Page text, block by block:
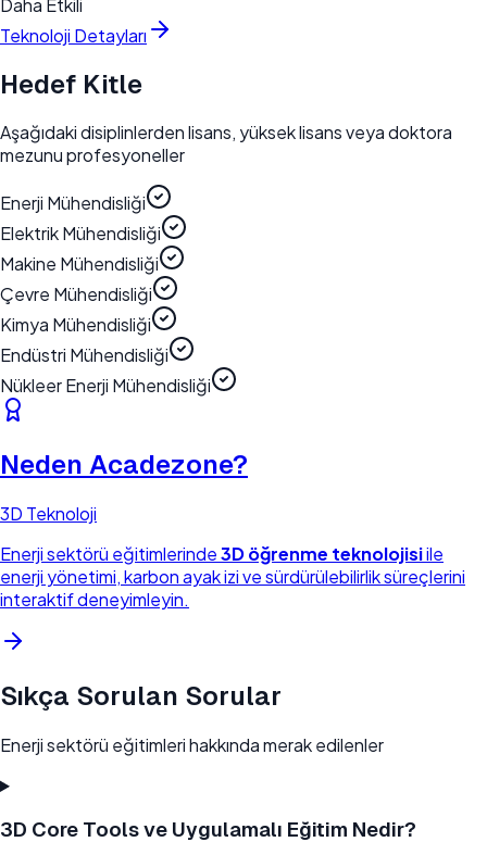
Teknoloji Detayları
Hedef Kitle
Aşağıdaki disiplinlerdenlisans, yüksek lisans veya doktora
mezunu profesyoneller
Enerji Mühendisliği
Elektrik Mühendisliği
Makine Mühendisliği
Çevre Mühendisliği
Kimya Mühendisliği
Endüstri Mühendisliği
Nükleer Enerji Mühendisliği
Neden Acadezone?
3D Teknoloji
Enerji sektörü eğitimlerinde3D öğrenme teknolojisiile
enerji yönetimi, karbon ayak izi ve sürdürülebilirlik süreçlerini
interaktif deneyimleyin.
Sıkça Sorulan Sorular
Enerji sektörü eğitimleri hakkında merak edilenler
3D Core Tools ve Uygulamalı Eğitim Nedir?